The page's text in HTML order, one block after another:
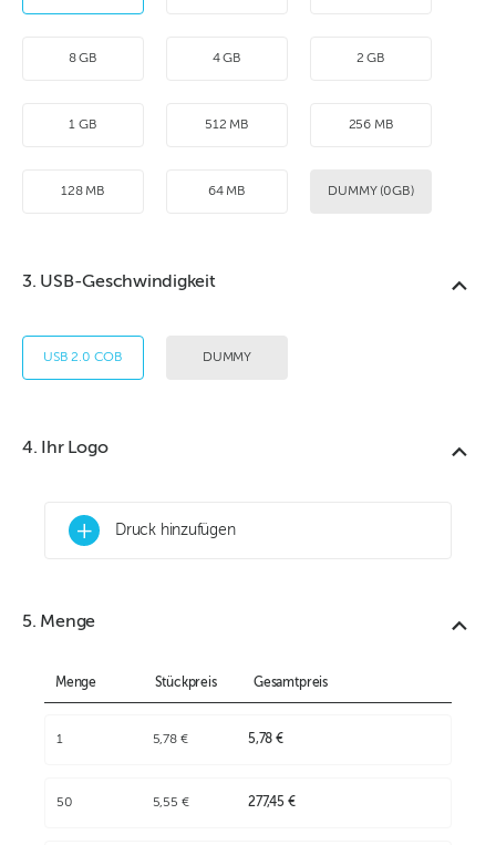
8 GB 4 GB 2 GB
1 GB 512 MB 256 MB
128 MB 64 MB DUMMY (0GB)
3. USB-Geschwindigkeit
USB 2.0 COB DUMMY
4. Ihr Logo
+ Druck hinzufügen
5. Menge
Menge Stückpreis Gesamtpreis
1 5,78 € 5,78 €
50 5,55 € 277,45 €